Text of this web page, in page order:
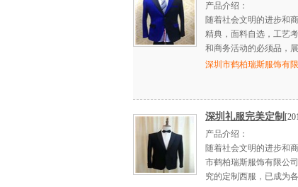
产品介绍：
随着社会文明的进步和
精典，面料自选，工艺
和商务活动的必须品，
深圳市鹤柏瑞斯服饰有
深圳礼服完美定制
产品介绍：
随着社会文明的进步和
市鹤柏瑞斯服饰有限公
究的定制西服，已成为